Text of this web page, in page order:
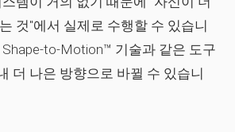
것"에서 실제로 수행할 수 있습니
Shape-to-Motion™ 기술과 같은 도구
더 나은 방향으로 바뀔 수 있습니